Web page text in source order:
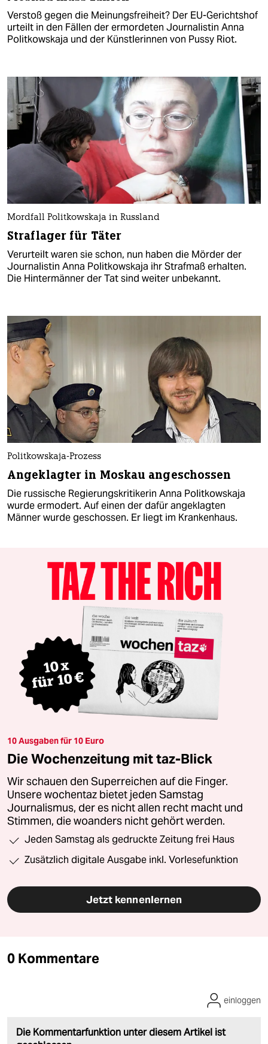
Verstoß gegen die Meinungsfreiheit? Der EU-Gerichtshof
urteilt in den Fällen der ermordeten Journalistin Anna
Politkowskaja und der Künstlerinnen von Pussy Riot.
Mordfall Politkowskaja in Russland
Straflager für Täter
Verurteilt waren sie schon, nun haben die Mörder der
Journalistin Anna Politkowskaja ihr Strafmaß erhalten.
Die Hintermänner der Tat sind weiter unbekannt.
Politkowskaja-Prozess
Angeklagter in Moskau angeschossen
Die russische Regierungskritikerin Anna Politkowskaja
wurde ermodert. Auf einen der dafür angeklagten
Männer wurde geschossen. Er liegt im Krankenhaus.
10 Ausgaben für 10 Euro
Die Wochenzeitung mit taz-Blick
Wir schauen den Superreichen auf die Finger.
Unsere wochentaz bietet jeden Samstag
Journalismus, der es nicht allen recht macht und
Stimmen, die woanders nicht gehört werden.
Jeden Samstag als gedruckte Zeitung frei Haus
Zusätzlich digitale Ausgabe inkl. Vorlesefunktion
Jetzt kennenlernen
0 Kommentare
Die Kommentarfunktion unter diesem Artikel ist
einloggen